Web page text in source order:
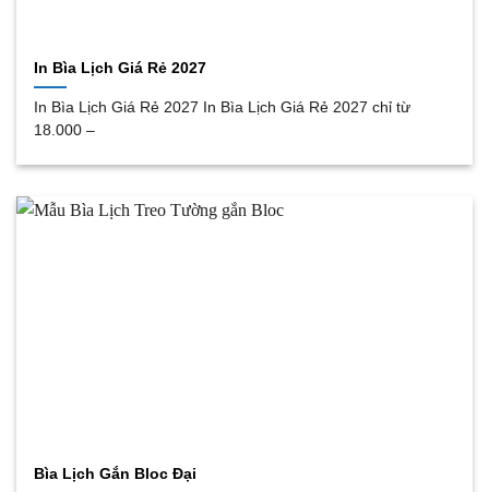
In Bìa Lịch Giá Rẻ 2027
In Bìa Lịch Giá Rẻ 2027 In Bìa Lịch Giá Rẻ 2027 chỉ từ
18.000 –
Bìa Lịch Gắn Bloc Đại